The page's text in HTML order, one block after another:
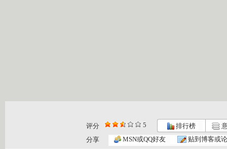
评分 5 排行榜
分享
MSN或QQ好友 贴到博客或